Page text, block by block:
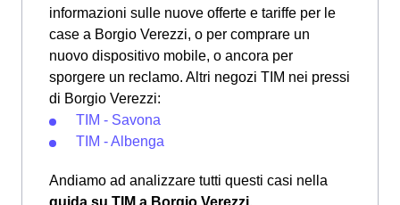
informazioni sulle nuove offerte e tariffe per le
case a Borgio Verezzi, o per comprare un
nuovo dispositivo mobile, o ancora per
sporgere un reclamo. Altri negozi TIM nei pressi
di Borgio Verezzi:
TIM - Savona
TIM - Albenga
Andiamo ad analizzare tutti questi casi nella
guida su TIM a Borgio Verezzi.